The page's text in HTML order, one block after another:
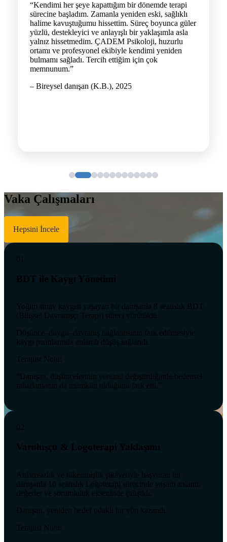
“Kendimi her şeye kapattığım bir dönemde terapi
sürecine başladım. Zamanla yeniden eski, sağlıklı
halime kavuştuğumu hissettim. Süreç boyunca güler
yüzlü, destekleyici ve anlayışlı bir yaklaşımla asla
yalnız hissetmedim. ÇADEM Psikoloji, huzurlu
ortamı ve profesyonel ekibiyle kendimi yeniden
bulmamı sağladı. Tercih ettiğim için çok
memnunum.”
– Bireysel danışan (K.B.), 2025
Vaka Çalışmaları
Hepsini İncele
01
BDT ile Kaygı Yönetimi
Yoğun sınav kaygısı yaşayan bir danışanla 8 seanslık BDT
(Bilişsel Davranışçı Terapi) süreci yürütüldü.
Düşünce–duygu–davranış bağlantısının fark edilmesiyle
kaygı puanlarında anlamlı düşüş sağlandı.
Terapist Notu:
“Danışan, düşüncelerinin yönünü değiştirdiğinde bedensel
rahatlamanın da mümkün olduğunu fark etti.”
02
Varoluşçu & Logoterapi Yaklaşımı
Anlamsızlık ve tükenmişlik şikâyetiyle başvuran bir
danışanla 10 seanslık Logoterapi sürecinde yaşam anlamı,
değerler ve sorumluluk ekseninde çalışıldı.
Danışan, yeniden hedef odaklı bir yön kazandı.
Terapist Notu: